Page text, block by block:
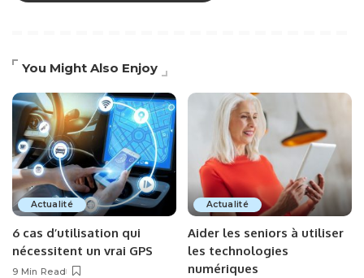
You Might Also Enjoy
Actualité
6 cas d’utilisation qui
nécessitent un vrai GPS
9 Min Read
Actualité
Aider les seniors à utiliser
les technologies
numériques